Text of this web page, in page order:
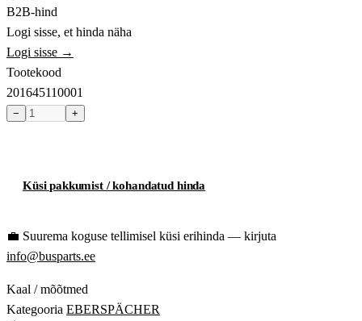
B2B-hind
Logi sisse, et hinda näha
Logi sisse →
Tootekood
201645110001
− +
Küsi pakkumist / kohandatud hinda
💼 Suurema koguse tellimisel küsi erihinda — kirjuta
info@busparts.ee
Kaal / mõõtmed
Kategooria EBERSPÄCHER